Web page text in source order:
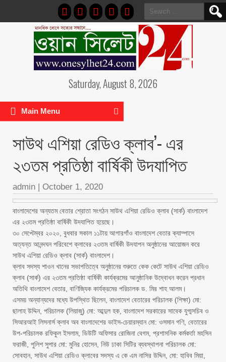
Search
for:
Saturday, August 8, 2026
Main Menu
সাউথ এশিয়া রেডিও ক্লাব’- এর
২৩তম প্রতিষ্ঠা বার্ষিকী উদযাপিত
admin | October 1, 2020
বাংলাদেশের অন্যতম বেতার শ্রোতা সংগঠন সাউথ এশিয়া রেডিও ক্লাব (সার্ক) বাংলাদেশ
এর ২৩তম প্রতিষ্ঠা বার্ষিকী উদযাপিত হয়েছে।
৩০ সেপ্টেম্বর ২০২০, বুধবার সকাল ১১টায় আগারগাঁও বাংলাদেশ বেতার ক্যাম্পাসে
অত্যন্ত আনন্দঘন পরিবেশে ক্লাবের ২৩তম বার্ষিকী উদযাপন অনুষ্ঠানের আয়োজন করে
সাউথ এশিয়া রেডিও ক্লাব (সার্ক) বাংলাদেশ।
ক্লাব সদস্য শাওন খানের সভাপতিত্বে অনুষ্ঠানের শুরুতে কেক কেটে সাউথ এশিয়া রেডিও
ক্লাব (সার্ক) এর ২৩তম প্রতিষ্ঠা বার্ষিকী কার্যক্রমের আনুষ্ঠানিক উদ্বোধন করেন প্রধান
অতিথি বাংলাদেশ বেতার, বাণিজ্যিক কার্যক্রমের পরিচালক ড. মির শাহ আলম।
এসময় অন্যান্যদের মধ্যে উপস্থিত ছিলেন, বাংলাদেশ বেতারের পরিচালক (শিক্ষা) মো:
ছালাহ উদ্দিন, পরিচালক (লিয়াজু) মো: আব্দুল হক, বাংলাদেশ সরকারের সাবেক যুগ্মসচিব ও
সিআরআই লিসনার্স ক্লাব অব বাংলাদেশের ভাইস-চেয়ারম্যান মো: ওসমান গণি, বেতারের
উপ-পরিচালক রফিকুল ইসলাম, ডিউটি অফিসার রোজিনা বেগম, প্রশাসনিক কর্মকর্তা মহসিন
ফরাজী, পুলিশ সুপার মো: মুনির হোসেন, নিউ ঢাকা সিটির ব্যবস্থাপনা পরিচালক মো:
সোবহান, সাউথ এশিয়া রেডিও ক্লাবের সদস্য এ কে এম নাসির উদ্দিন, মো: হাবিব মিয়া,